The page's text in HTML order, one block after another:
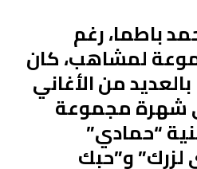
باطما، رغم
لمشاهب، كان
من الأغاني
شهرة مجموعة
“حمادي”
لزرك” و”حبك